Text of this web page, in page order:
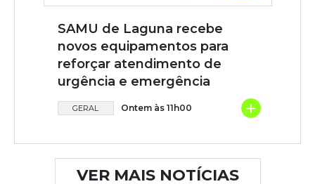
SAMU de Laguna recebe
novos equipamentos para
reforçar atendimento de
urgência e emergência
GERAL Ontem às 11h00 +
VER MAIS NOTÍCIAS